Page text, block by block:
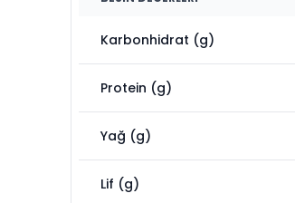
Karbonhidrat (g)
Protein (g)
Yağ (g)
Lif (g)